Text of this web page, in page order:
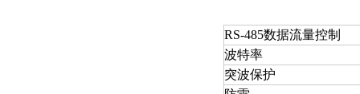
RS-485数据流量控制
波特率
突波保护